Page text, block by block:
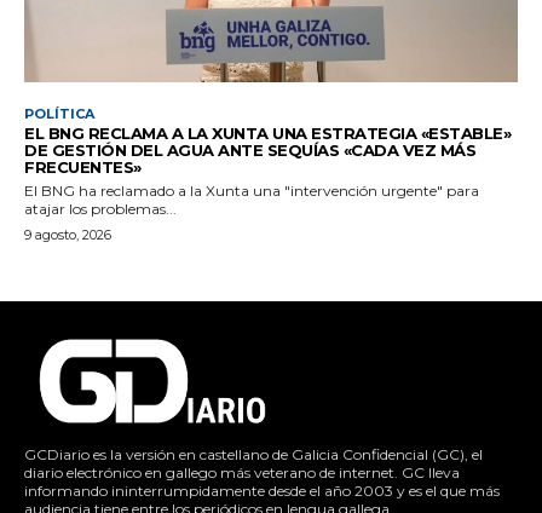
POLÍTICA
EL BNG RECLAMA A LA XUNTA UNA ESTRATEGIA «ESTABLE»
DE GESTIÓN DEL AGUA ANTE SEQUÍAS «CADA VEZ MÁS
FRECUENTES»
El BNG ha reclamado a la Xunta una "intervención urgente" para
atajar los problemas...
9 agosto, 2026
GCDiario es la versión en castellano de Galicia Confidencial (GC), el
diario electrónico en gallego más veterano de internet. GC lleva
informando ininterrumpidamente desde el año 2003 y es el que más
audiencia tiene entre los periódicos en lengua gallega.